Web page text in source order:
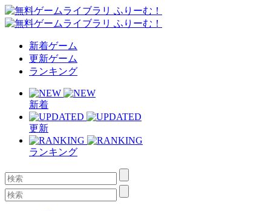
新着ゲーム
更新ゲーム
ランキング
新着
更新
ランキング